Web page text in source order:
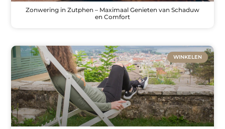
Zonwering in Zutphen – Maximaal Genieten van Schaduw
en Comfort
WINKELEN